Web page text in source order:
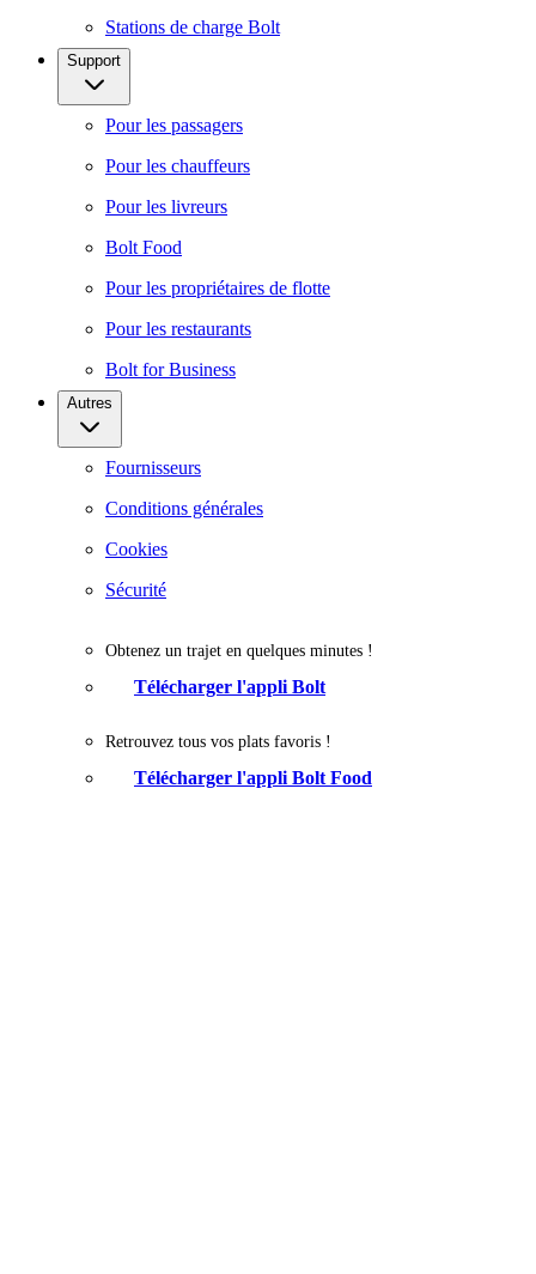
Stations de charge Bolt
Support
Pour les passagers
Pour les chauffeurs
Pour les livreurs
Bolt Food
Pour les propriétaires de flotte
Pour les restaurants
Bolt for Business
Autres
Fournisseurs
Conditions générales
Cookies
Sécurité
Obtenez un trajet en quelques minutes !
Télécharger l'appli Bolt
Retrouvez tous vos plats favoris !
Télécharger l'appli Bolt Food